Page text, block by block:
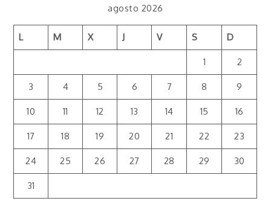
agosto 2026
L M X J V S D
1 2
3 4 5 6 7 8 9
10 11 12 13 14 15 16
17 18 19 20 21 22 23
24 25 26 27 28 29 30
31